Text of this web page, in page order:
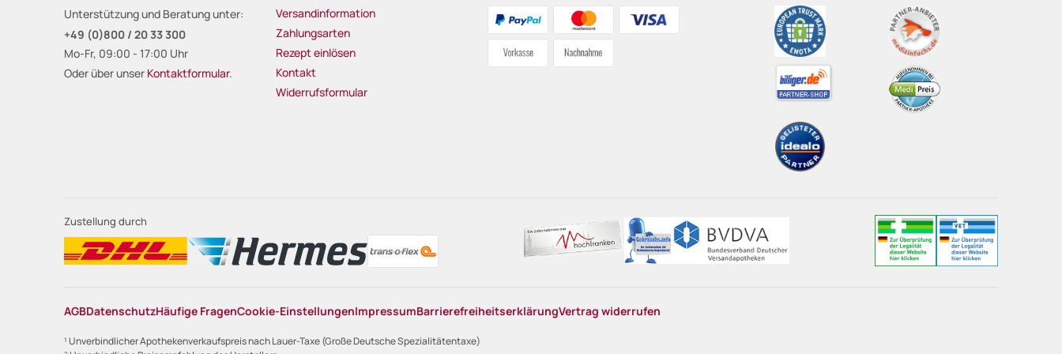
Unterstützung und Beratung unter:
+49 (0)800 / 20 33 300
Mo-Fr, 09:00 - 17:00 Uhr
Oder über unser Kontaktformular.
Versandinformation
Zahlungsarten
Rezept einlösen
Kontakt
Widerrufsformular
Zustellung durch
AGBDatenschutzHäufige FragenCookie-EinstellungenImpressumBarrierefreiheitserklärungVertrag widerrufen
¹ Unverbindlicher Apothekenverkaufspreis nach Lauer-Taxe (Große Deutsche Spezialitätentaxe)